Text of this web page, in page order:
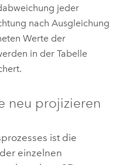
jeder
nach Ausgleichung
Werte der
in der Tabelle
neu projizieren
ist die
einzelnen